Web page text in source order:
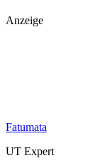
Anzeige
Fatumata
UT Expert